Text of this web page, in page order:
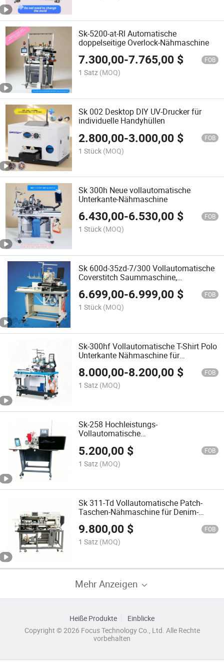
Sk-5200-at-Rl Automatische
doppelseitige Overlock-Nähmaschine
7.300,00-7.765,00 $ FOB
1 Satz (MOQ)
Sk 002 Desktop DIY UV-Drucker für
individuelle Handyhüllen
2.800,00-3.000,00 $ FOB
1 Stück (MOQ)
Sk 300h Neue vollautomatische
Unterkante-Nähmaschine
6.430,00-6.530,00 $ FOB
1 Stück (MOQ)
Sk 600d-35zd-7/300 Vollautomatische
Coverstitch Saummaschine,
Saumverarbeitungsmaschine
6.699,00-6.999,00 $ FOB
1 Stück (MOQ)
Sk-300hf Vollautomatische T-Shirt Polo
Unterkante Nähmaschine für
8.000,00-8.200,00 $ FOB
1 Satz (MOQ)
Sk-258 Hochleistungs-
Vollautomatische
Bekleidungsfabrik
5.200,00 $ FOB
1 Satz (MOQ)
Sk 311-Td Vollautomatische Patch-
Taschen-Nähmaschine für Denim-
9.800,00 $ FOB
1 Satz (MOQ)
Mehr Anzeigen
Heiße Produkte
Einblicke
Copyright © 2026 Focus Technology Co., Ltd. Alle Rechte
vorbehalten